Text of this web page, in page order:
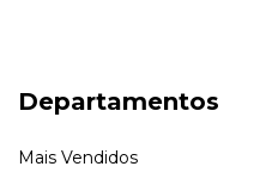
Departamentos
Mais Vendidos